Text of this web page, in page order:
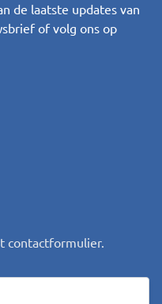
de laatste updates van
of volg ons op
contactformulier.